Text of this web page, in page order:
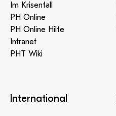
Im Krisenfall
PH Online
PH Online Hilfe
Intranet
PHT Wiki
International